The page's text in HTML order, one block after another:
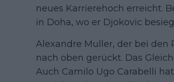
neues Karrierehoch erreicht.
in Doha, wo er Djokovic
Alexandre Muller, der bei den
nach oben gerückt. Das
Auch Camilo Ugo Carabelli